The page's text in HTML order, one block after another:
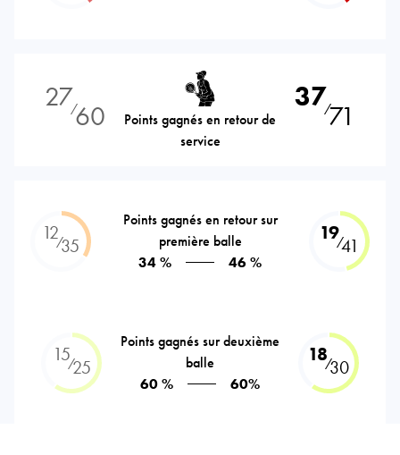
27⁄60
Points gagnés en retour de
service
37⁄71
12⁄35
Points gagnés en retour sur
première balle
34 %
46 %
19⁄41
15⁄25
Points gagnés sur deuxième
balle
60 %
60%
18⁄30